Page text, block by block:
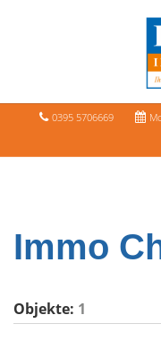
0395 5706669
Immo
Objekte: 1